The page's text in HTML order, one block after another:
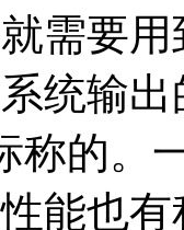
需要
统输
称的。
能也